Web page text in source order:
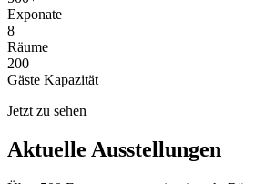
Exponate
8
Räume
200
Gäste Kapazität
Jetzt zu sehen
Aktuelle Ausstellungen